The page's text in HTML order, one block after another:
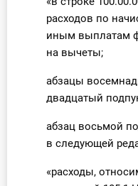
расходов по
иным выплатам
на вычеты;
абзацы
двадцатый
абзац восьмой
в следующей
«расходы,